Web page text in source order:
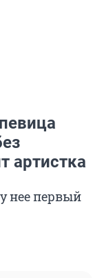
артистка
нее первый